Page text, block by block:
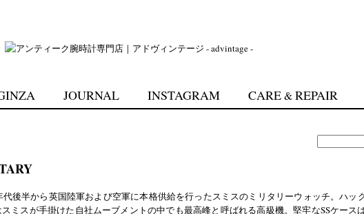
JOURNAL INSTAGRAM CARE&REPAIR
代後半から英国陸軍および空軍に本格供給を行ったスミスのミリタリーウォッチ。ハッ
ミスが手掛けた自社ムーブメントの中でも最高峰と呼ばれる高級機。堅牢なSSケース